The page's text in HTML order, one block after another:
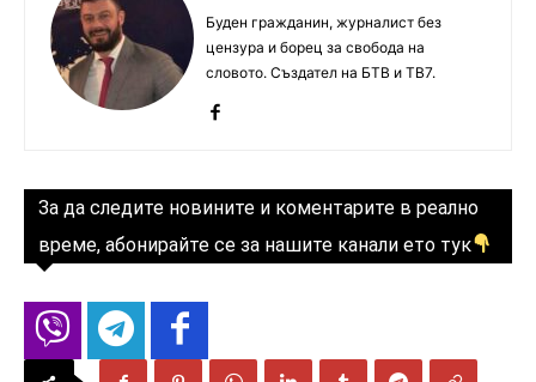
Буден гражданин, журналист без
цензура и борец за свобода на
словото. Създател на БТВ и ТВ7.
За да следите новините и коментарите в реално
време, абонирайте се за нашите канали ето тук